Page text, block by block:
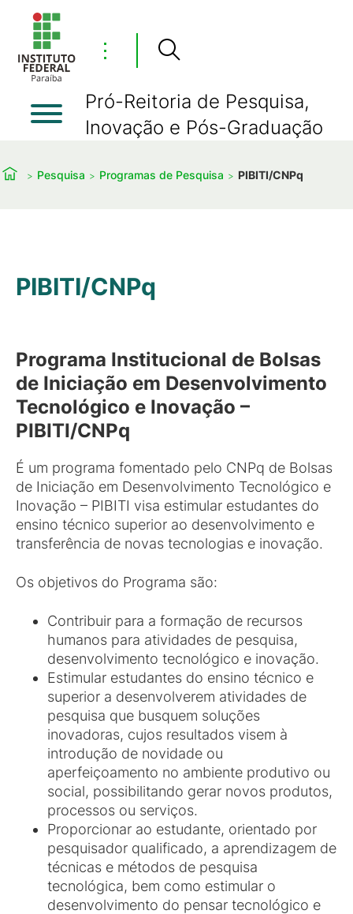
⋮
Pró-Reitoria de Pesquisa,
Inovação e Pós-Graduação
Pesquisa Programas de Pesquisa PIBITI/CNPq
PIBITI/CNPq
Programa Institucional de Bolsas
de Iniciação em Desenvolvimento
Tecnológico e Inovação –
PIBITI/CNPq
É um programa fomentado pelo CNPq de Bolsas
de Iniciação em Desenvolvimento Tecnológico e
Inovação – PIBITI visa estimular estudantes do
ensino técnico superior ao desenvolvimento e
transferência de novas tecnologias e inovação.
Os objetivos do Programa são:
Contribuir para a formação de recursos
humanos para atividades de pesquisa,
desenvolvimento tecnológico e inovação.
Estimular estudantes do ensino técnico e
superior a desenvolverem atividades de
pesquisa que busquem soluções
inovadoras, cujos resultados visem à
introdução de novidade ou
aperfeiçoamento no ambiente produtivo ou
social, possibilitando gerar novos produtos,
processos ou serviços.
Proporcionar ao estudante, orientado por
pesquisador qualificado, a aprendizagem de
técnicas e métodos de pesquisa
tecnológica, bem como estimular o
desenvolvimento do pensar tecnológico e